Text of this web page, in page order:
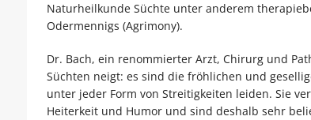
Naturheilkunde Süchte unter anderem
Odermennigs (Agrimony).
Dr. Bach, ein renommierter Arzt, Chirurg und
Süchten neigt: es sind die fröhlichen und
unter jeder Form von Streitigkeiten leiden. Sie
Heiterkeit und Humor und sind deshalb sehr